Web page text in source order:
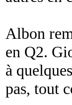
Albon
en Q2.
à
pas, tout